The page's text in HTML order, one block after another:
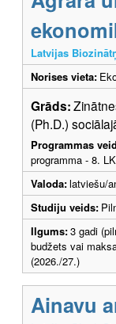
Latvijas
Norises vieta:
Grāds:
(Ph.D.)
Programmas
programma - 8.
Valoda:latviešu/
Studiju veids:
Ilgums:3 gadi
budžets vai
(2026./27.)
Ainavu